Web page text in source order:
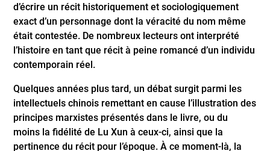
d’écrire un récit historiquement et sociologiquement
exact d’un personnage dont la véracité du nom même
était contestée. De nombreux lecteurs ont interprété
l’histoire en tant que récit à peine romancé d’un individu
contemporain réel.
Quelques années plus tard, un débat surgit parmi les
intellectuels chinois remettant en cause l’illustration des
principes marxistes présentés dans le livre, ou du
moins la fidélité de Lu Xun à ceux-ci, ainsi que la
pertinence du récit pour l’époque. À ce moment-là, la